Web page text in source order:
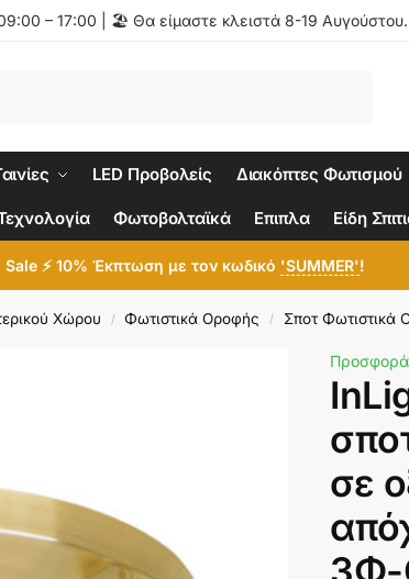
– 17:00 | 🏖️ Θα είμαστε κλειστά 8-19 Αυγούστου.
LED Προβολείς Διακόπτες Φωτισμού
Φωτοβολταϊκά Επιπλα Είδη
Sale ⚡ 10% Έκπτωση με τον κωδικό 'SUMMER'!
Χώρου / Φωτιστικά Οροφής / Σποτ Φωτιστικά
σε